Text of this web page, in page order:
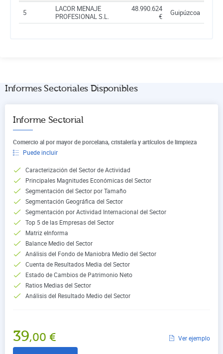
5
LACOR MENAJE
PROFESIONAL S.L.
48.990.624
€
Guipúzcoa
Informes Sectoriales Disponibles
Informe Sectorial
Comercio al por mayor de porcelana, cristalería y artículos de limpieza
Puede incluir
Caracterización del Sector de Actividad
Principales Magnitudes Económicas del Sector
Segmentación del Sector por Tamaño
Segmentación Geográfica del Sector
Segmentación por Actividad Internacional del Sector
Top 5 de las Empresas del Sector
Matriz eInforma
Balance Medio del Sector
Análisis del Fondo de Maniobra Medio del Sector
Cuenta de Resultados Media del Sector
Estado de Cambios de Patrimonio Neto
Ratios Medias del Sector
Análisis del Resultado Medio del Sector
39,00 € Ver ejemplo